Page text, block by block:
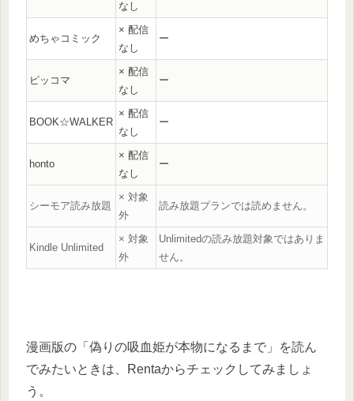
なし
めちゃコミック
× 配信
なし
ー
ピッコマ
× 配信
なし
ー
BOOK☆WALKER
× 配信
なし
ー
honto
× 配信
なし
ー
シーモア読み放題
× 対象
外
読み放題プランでは読めません。
Kindle Unlimited
× 対象
外
Unlimitedの読み放題対象ではありま
せん。
漫画版の「偽りの吸血姫が本物になるまで」を読ん
でみたいときは、Rentaからチェックしてみましょ
う。